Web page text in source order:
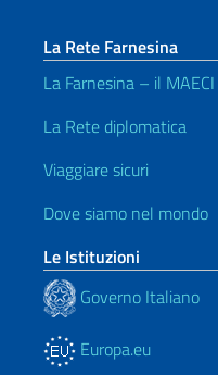
La Rete Farnesina
La Farnesina – il MAECI
La Rete diplomatica
Viaggiare sicuri
Dove siamo nel mondo
Le Istituzioni
Governo Italiano
Europa.eu